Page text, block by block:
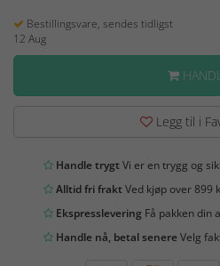
Bestillingsvare, sendes tidligst
12 Aug
Legg til i
Handle trygtVi er en trygg og
Alltid fri fraktVed kjøp over 899
Ekspresslevering Få pakken din
Handle nå, betal senereVelg